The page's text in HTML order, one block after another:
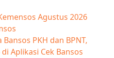
Agustus 2026
PKH dan BPNT,
Aplikasi Cek Bansos